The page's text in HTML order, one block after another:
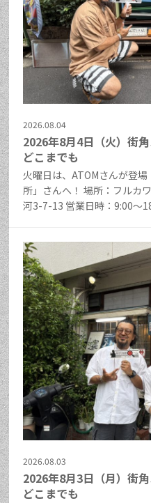
2026.08.04
2026年8月4日（火）街
どこまでも
火曜日は、ATOMさんが登
所」さんへ！ 場所：フルカ
河3-7-13 営業日時：9:00～
2026.08.03
2026年8月3日（月）街
どこまでも